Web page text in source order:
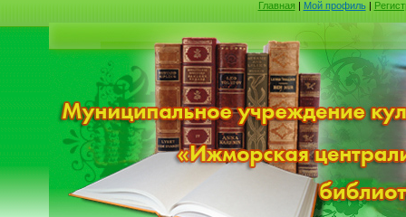
Главная| Мой профиль|